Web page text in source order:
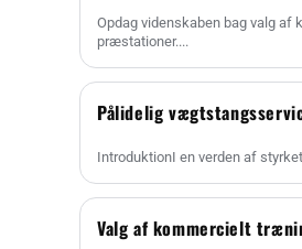
Opdag videnskaben bag valg
præstationer....
Pålidelig
IntroduktionI en verden af
Valg af kommercielt